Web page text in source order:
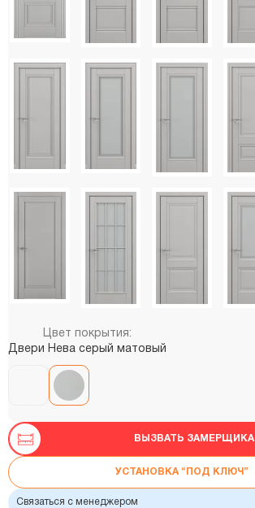
Цвет покрытия:
Двери Нева серый матовый
ВЫЗВАТЬ ЗАМЕРЩИКА
УСТАНОВКА “ПОД КЛЮЧ”
Связаться с менеджером